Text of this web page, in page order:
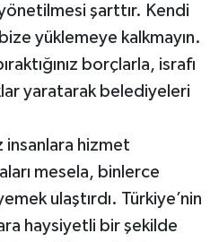
şarttır. Kendi
yüklemeye kalkmayın.
borçlarla, israfı
yaratarak belediyeleri
insanlara hizmet
mesela, binlerce
ulaştırdı. Türkiye’nin
haysiyetli bir şekilde